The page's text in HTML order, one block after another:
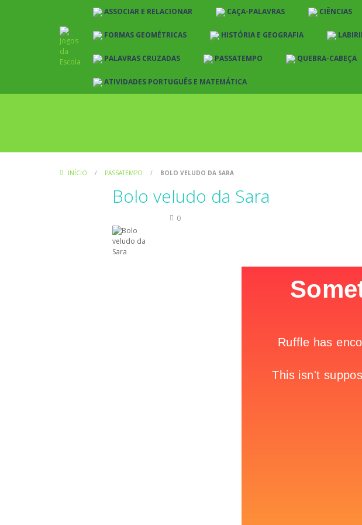
ASSOCIAR E RELACIONAR CAÇA-PALAVRAS CIÊNCIAS
FORMAS GEOMÉTRICAS HISTÓRIA E GEOGRAFIA
PALAVRAS CRUZADAS PASSATEMPO QUEBRA-CABEÇA
ATIVIDADES PORTUGUÊS E MATEMÁTICA
INÍCIO / PASSATEMPO / BOLO VELUDO DA SARA
Bolo veludo da Sara
0